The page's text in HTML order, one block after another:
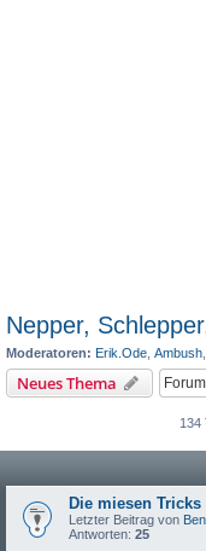
Nepper,
Moderatoren: Erik.Ode Ambush
Neues Thema
134
Die miesen
Letzter Beitrag von
Antworten: 25